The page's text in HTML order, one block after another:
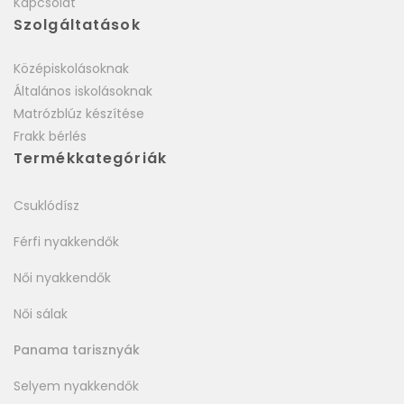
Szolgáltatások
Középiskolásoknak
Általános iskolásoknak
Matrózblúz készítése
Frakk bérlés
Termékkategóriák
Csuklódísz
Férfi nyakkendők
Női nyakkendők
Női sálak
Panama tarisznyák
Selyem nyakkendők